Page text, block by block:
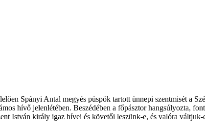
Spányi Antal megyés püspök tartott ünnepi szentmisét a
hívő jelenlétében. Beszédében a főpásztor hangsúlyozta,
István király igaz hívei és követői leszünk-e, és valóra váltjuk-